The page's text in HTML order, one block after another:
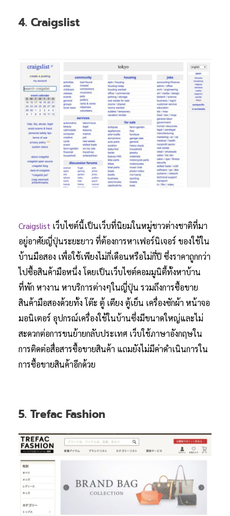
4. Craigslist
Craigslist เว็บไซต์นี้เป็นเว็บที่นิยมในหมู่ชาวต่างชาติที่มา
อยู่อาศัยญี่ปุ่นระยะยาว ที่ต้องการหาเฟอร์นิเจอร์ ของใช้ใน
บ้านมือสอง เพื่อใช้เพียงไม่กี่เดือนหรือไม่กี่ปี ซึ่งราคาถูกกว่า
ไปซื้อสินค้ามือหนึ่ง โดยเป็นเว็บไซต์คอมมูนิตี้ทั้งหาบ้าน
ที่พัก หางาน หาบริการต่างๆในญี่ปุ่น รวมถึงการซื้อขาย
สินค้ามือสองด้วยทั้ง โต๊ะ ตู้ เตียง ตู้เย็น เครื่องซักผ้า หน้าจอ
มอนิเตอร์ อุปกรณ์เครื่องใช้ในบ้านซึ่งมีขนาดใหญ่และไม่
สะดวกต่อการขนย้ายกลับประเทศ เว็บใช้ภาษาอังกฤษใน
การติดต่อสื่อสารซื้อขายสินค้า แถมยังไม่มีค่าดำเนินการใน
การซื้อขายสินค้าอีกด้วย
5. Trefac Fashion